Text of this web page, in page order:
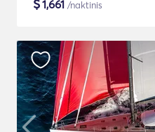
$1,661 /naktinis